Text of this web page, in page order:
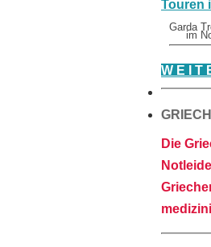
Garda
im
W E I T
Die